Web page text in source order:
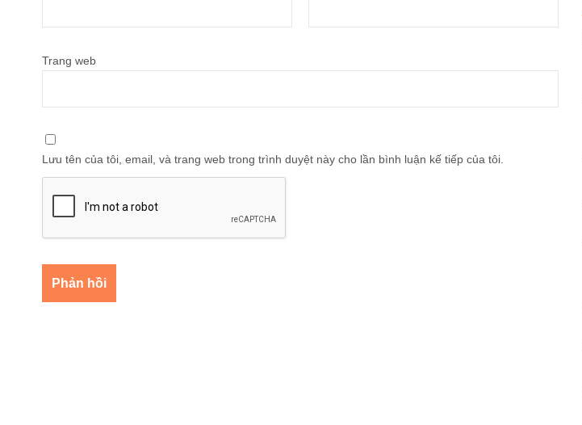
Trang web
Lưu tên của tôi, email, và trang web trong trình duyệt này cho lần bình luận kế tiếp của tôi.